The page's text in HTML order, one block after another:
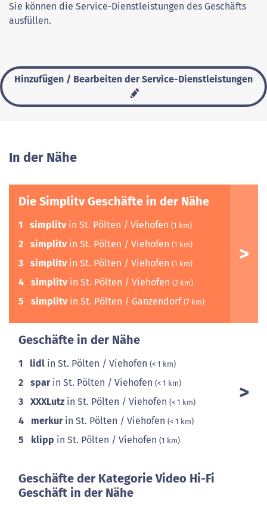
Sie können die Service-Dienstleistungen des Geschäfts
ausfüllen.
Hinzufügen / Bearbeiten der Service-Dienstleistungen
In der Nähe
Die Simplitv Geschäfte in der Nähe
1 simplitvin St. Pölten / Viehofen (1 km)
2 simplitvin St. Pölten / Viehofen (1 km)
3 simplitvin St. Pölten / Viehofen (1 km)
4 simplitvin St. Pölten / Viehofen (2 km)
5 simplitvin St. Pölten / Ganzendorf (7 km)
Geschäfte in der Nähe
1 lidl in St. Pölten / Viehofen (< 1 km)
2 sparin St. Pölten / Viehofen (< 1 km)
3 XXXLutz in St. Pölten / Viehofen (< 1 km)
4 merkurin St. Pölten / Viehofen (< 1 km)
5 klipp in St. Pölten / Viehofen (1 km)
Geschäfte der Kategorie Video Hi-Fi
Geschäft in der Nähe